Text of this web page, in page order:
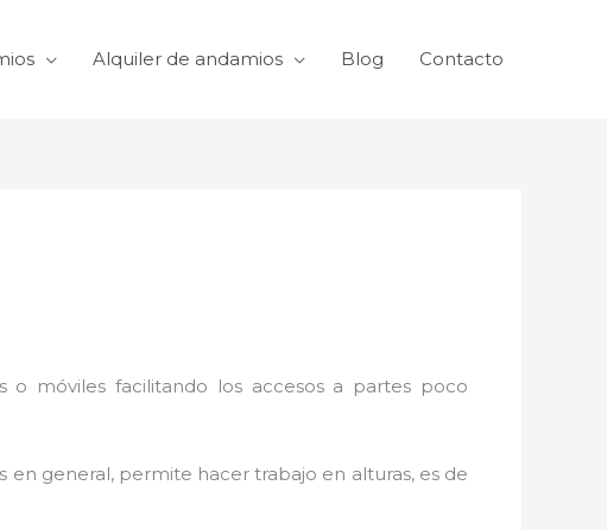
Alquiler de andamios Blog Contacto
o móviles facilitando los accesos a partes poco
en general, permite hacer trabajo en alturas, es de